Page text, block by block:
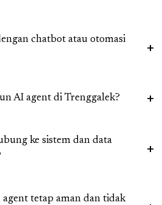
chatbot atau otomasi
AI agent di Trenggalek?
ke sistem dan data
tetap aman dan tidak